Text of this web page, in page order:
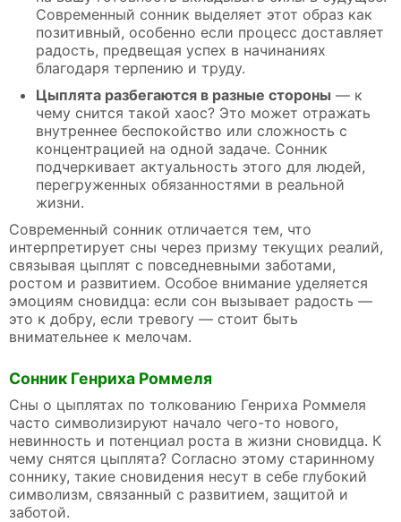
Современный сонник выделяет этот образ как
позитивный, особенно если процесс доставляет
радость, предвещая успех в начинаниях
благодаря терпению и труду.
Цыплята разбегаются в разные стороны — к
чему снится такой хаос? Это может отражать
внутреннее беспокойство или сложность с
концентрацией на одной задаче. Сонник
подчеркивает актуальность этого для людей,
перегруженных обязанностями в реальной
жизни.
Современный сонник отличается тем, что
интерпретирует сны через призму текущих реалий,
связывая цыплят с повседневными заботами,
ростом и развитием. Особое внимание уделяется
эмоциям сновидца: если сон вызывает радость —
это к добру, если тревогу — стоит быть
внимательнее к мелочам.
Сонник Генриха Роммеля
Сны о цыплятах по толкованию Генриха Роммеля
часто символизируют начало чего-то нового,
невинность и потенциал роста в жизни сновидца. К
чему снятся цыплята? Согласно этому старинному
соннику, такие сновидения несут в себе глубокий
символизм, связанный с развитием, защитой и
заботой.